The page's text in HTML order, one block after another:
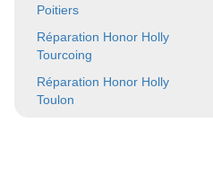
Poitiers
Réparation Honor Holly
Tourcoing
Réparation Honor Holly
Toulon